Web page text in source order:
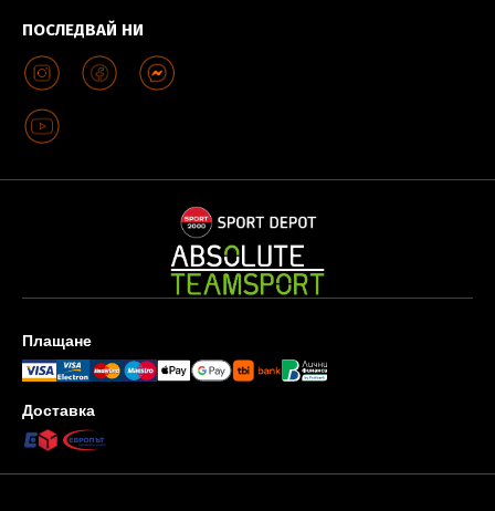
ПОСЛЕДВАЙ НИ
Плащане
Доставка